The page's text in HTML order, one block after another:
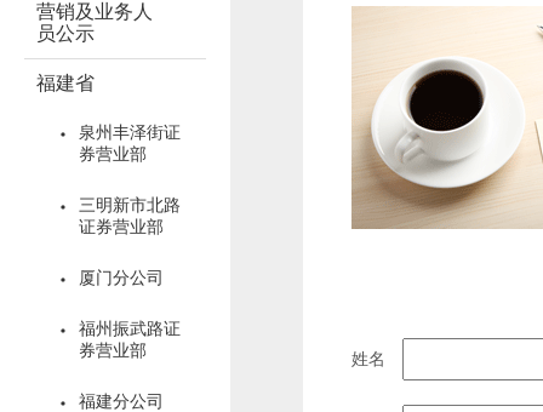
营销及业务人
员公示
福建省
泉州丰泽街证
券营业部
三明新市北路
证券营业部
厦门分公司
福州振武路证
券营业部
福建分公司
姓名